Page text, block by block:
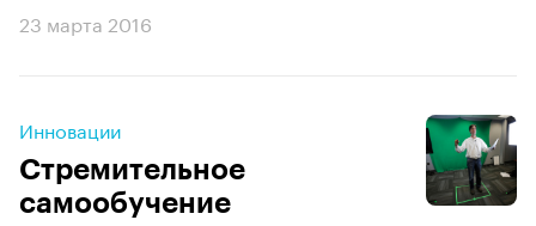
23 марта 2016
Инновации
Стремительное
самообучение